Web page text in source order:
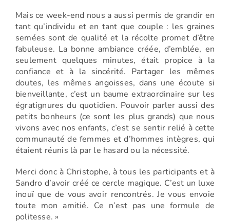
Mais ce week-end nous a aussi permis de grandir en
tant qu’individu et en tant que couple : les graines
semées sont de qualité et la récolte promet d’être
fabuleuse. La bonne ambiance créée, d’emblée, en
seulement quelques minutes, était propice à la
confiance et à la sincérité. Partager les mêmes
doutes, les mêmes angoisses, dans une écoute si
bienveillante, c’est un baume extraordinaire sur les
égratignures du quotidien. Pouvoir parler aussi des
petits bonheurs (ce sont les plus grands) que nous
vivons avec nos enfants, c’est se sentir relié à cette
communauté de femmes et d’hommes intègres, qui
étaient réunis là par le hasard ou la nécessité.
Merci donc à Christophe, à tous les participants et à
Sandro d’avoir créé ce cercle magique. C’est un luxe
inouï que de vous avoir rencontrés. Je vous envoie
toute mon amitié. Ce n’est pas une formule de
politesse. »